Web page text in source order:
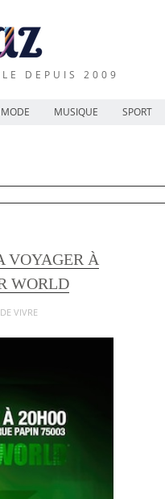
DEPUIS 2009
MODE MUSIQUE SPORT
VOYAGER À
WORLD
VIVRE